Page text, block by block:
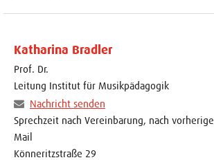
Katharina Bradler
Prof. Dr.
Leitung Institut für Musikpädagogik
Nachricht senden
Sprechzeit nach Vereinbarung, nach
Mail
Könneritzstraße 29